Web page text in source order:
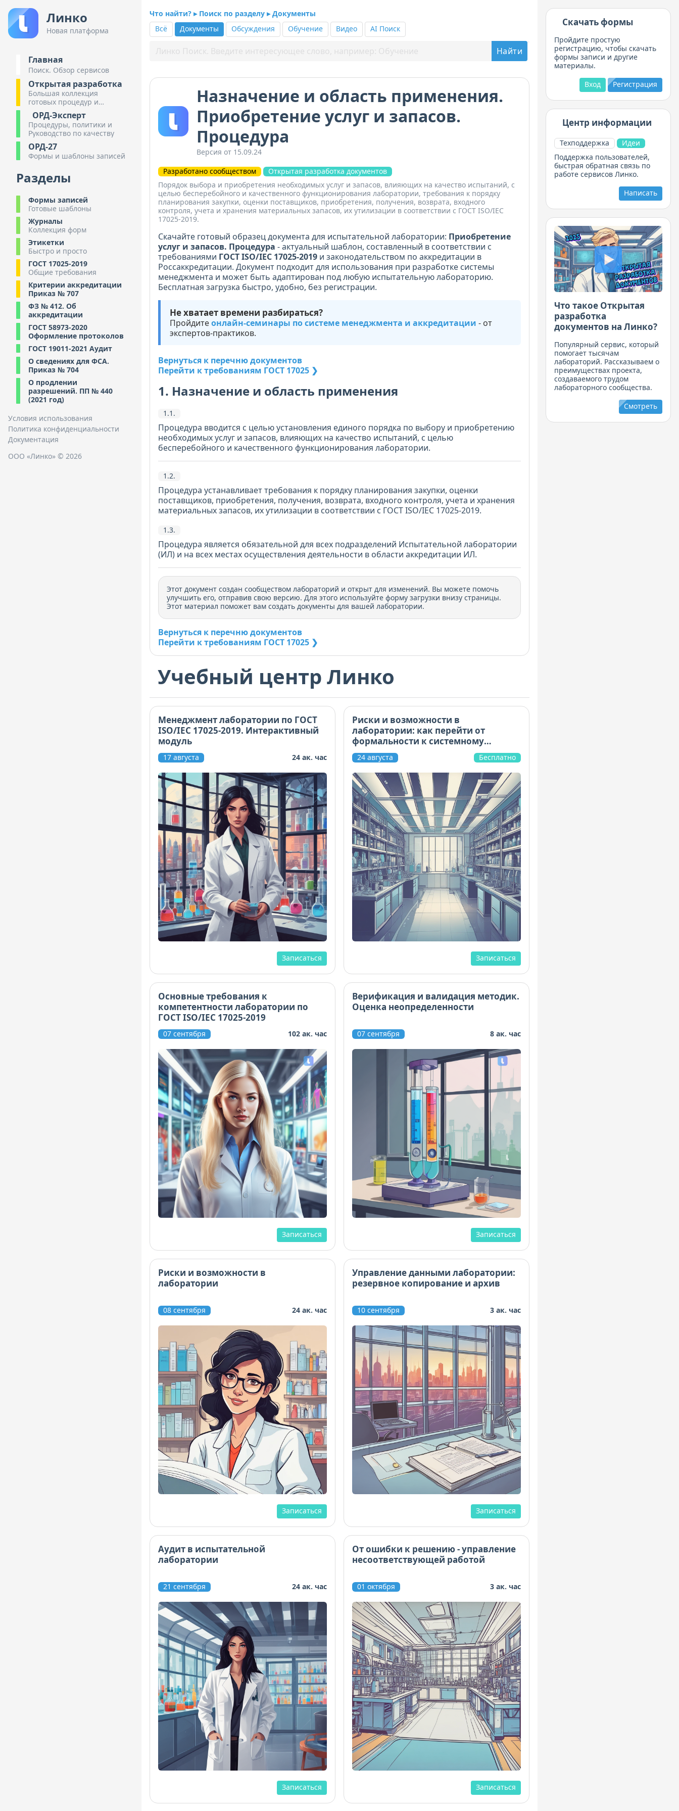
Линко
Новая платформа
Главная
Поиск. Обзор сервисов
Открытая разработка
Большая коллекция
готовых процедур и
инструкций
ОРД-Эксперт
Процедуры, политики и
Руководство по качеству
ОРД-27
Формы и шаблоны записей
Разделы
Формы записей
Готовые шаблоны
Журналы
Коллекция форм
Этикетки
Быстро и просто
ГОСТ 17025-2019
Общие требования
Критерии аккредитации
Приказ № 707
ФЗ № 412. Об
аккредитации
ГОСТ 58973-2020
Оформление протоколов
ГОСТ 19011-2021 Аудит
О сведениях для ФСА.
Приказ № 704
О продлении
разрешений. ПП № 440
(2021 год)
Условия использования
Политика конфиденциальности
Документация
ООО «Линко» © 2026
Что найти? ▸ Поиск по разделу ▸ Документы
Всё
Документы Обсуждения Обучение Видео AI Поиск
Назначение и область применения.
Приобретение услуг и запасов.
Процедура
Версия от 15.09.24
Разработано сообществом
Открытая разработка документов
Порядок выбора и приобретения необходимых услуг и запасов, влияющих на качество испытаний, с
целью бесперебойного и качественного функционирования лаборатории, требования к порядку
планирования закупки, оценки поставщиков, приобретения, получения, возврата, входного
контроля, учета и хранения материальных запасов, их утилизации в соответствии с ГОСТ ISO/IEC
17025-2019.
Скачайте готовый образец документа для испытательной лаборатории: Приобретение
услуг и запасов. Процедура - актуальный шаблон, составленный в соответствии с
требованиями ГОСТ ISO/IEC 17025-2019 и законодательством по аккредитации в
Россаккредитации. Документ подходит для использования при разработке системы
менеджмента и может быть адаптирован под любую испытательную лабораторию.
Бесплатная загрузка быстро, удобно, без регистрации.
Не хватает времени разбираться?
Пройдитеонлайн-семинары по системе менеджмента и аккредитации - от
экспертов-практиков.
Вернуться к перечню документов
Перейти к требованиям ГОСТ 17025 ❯
1. Назначение и область применения
1.1.
Процедура вводится с целью установления единого порядка по выбору и приобретению
необходимых услуг и запасов, влияющих на качество испытаний, с целью
бесперебойного и качественного функционирования лаборатории.
1.2.
Процедура устанавливает требования к порядку планирования закупки, оценки
поставщиков, приобретения, получения, возврата, входного контроля, учета и хранения
материальных запасов, их утилизации в соответствии с ГОСТ ISO/IEC 17025-2019.
1.3.
Процедура является обязательной для всех подразделений Испытательной лаборатории
(ИЛ) и на всех местах осуществления деятельности в области аккредитации ИЛ.
Этот документ создан сообществом лабораторий и открыт для изменений. Вы можете помочь
улучшить его, отправив свою версию. Для этого используйте форму загрузки внизу страницы.
Этот материал поможет вам создать документы для вашей лаборатории.
Вернуться к перечню документов
Перейти к требованиям ГОСТ 17025 ❯
Учебный центр Линко
Менеджмент лаборатории по ГОСТ
ISO/IEC 17025-2019. Интерактивный
модуль
17 августа 24 ак. час
Записаться
Риски и возможности в
лаборатории: как перейти от
формальности к системному
управлению
24 августа Бесплатно
Записаться
Основные требования к
компетентности лаборатории по
ГОСТ ISO/IEC 17025-2019
07 сентября 102 ак. час
Записаться
Верификация и валидация методик.
Оценка неопределенности
07 сентября 8 ак. час
Записаться
Риски и возможности в
лаборатории
08 сентября 24 ак. час
Записаться
Управление данными лаборатории:
резервное копирование и архив
10 сентября 3 ак. час
Записаться
Аудит в испытательной
лаборатории
21 сентября 24 ак. час
Записаться
От ошибки к решению - управление
несоответствующей работой
01 октября 3 ак. час
Записаться
Скачать формы
Пройдите простую
регистрацию, чтобы скачать
формы записи и другие
материалы.
Регистрация
Вход
Центр информации
Техподдержка
Идеи
Поддержка пользователей,
быстрая обратная связь по
работе сервисов Линко.
Написать
Что такое Открытая
разработка
документов на Линко?
Популярный сервис, который
помогает тысячам
лабораторий. Рассказываем о
преимуществах проекта,
создаваемого трудом
лабораторного сообщества.
Смотреть